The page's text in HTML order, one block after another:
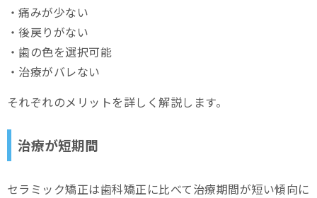
・痛みが少ない
・後戻りがない
・歯の色を選択可能
・治療がバレない
それぞれのメリットを詳しく解説します。
治療が短期間
セラミック矯正は歯科矯正に比べて治療期間が短い傾向に